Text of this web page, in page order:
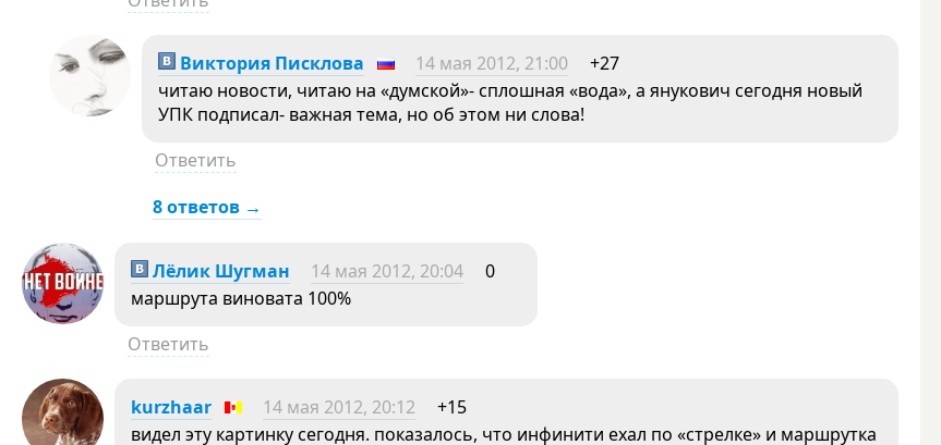
Виктория Писклова 14 мая 2012, 21:00
+27
читаю новости, читаю на «думской»- сплошная «вода», а янукович сегодня новый
УПК подписал- важная тема, но об этом ни слова!
Ответить
8 ответов →
Лёлик Шугман 14 мая 2012, 20:04
0
маршрута виновата 100%
Ответить
kurzhaar 14 мая 2012, 20:12
+15
видел эту картинку сегодня. показалось, что инфинити ехал по «стрелке» и маршрутка